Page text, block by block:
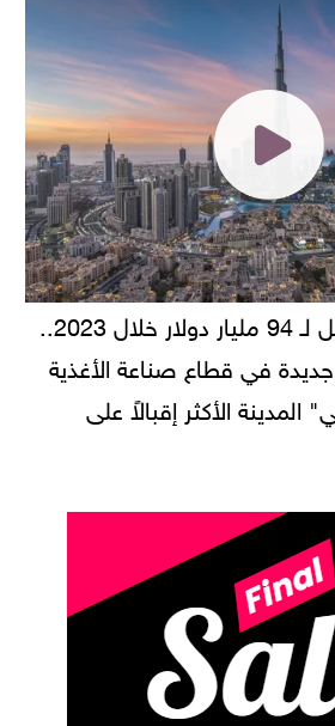
حجم استثمارات يصل لـ 94 مليار دولار خلال 2023..
في قطاع صناعة الأغذية
الأكثر إقبالاً على